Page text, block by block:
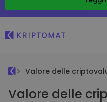
Valore delle
Valore delle